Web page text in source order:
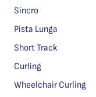
Sincro
Pista Lunga
Short Track
Curling
Wheelchair Curling